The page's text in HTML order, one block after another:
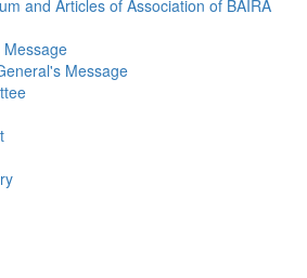
and Articles of Association of BAIRA
Message
Message